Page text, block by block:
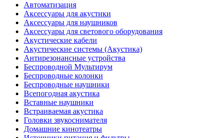
Автоматизация
Аксессуары для акустики
Аксессуары для наушников
Аксессуары для светового оборудования
Акустические кабели
Акустические системы (Акустика)
Антирезонансные устройства
Беспроводной Мультирум
Беспроводные колонки
Беспроводные наушники
Всепогодная акустика
Вставные наушники
Встраиваемая акустика
Головки звукоснимателя
Домашние кинотеатры